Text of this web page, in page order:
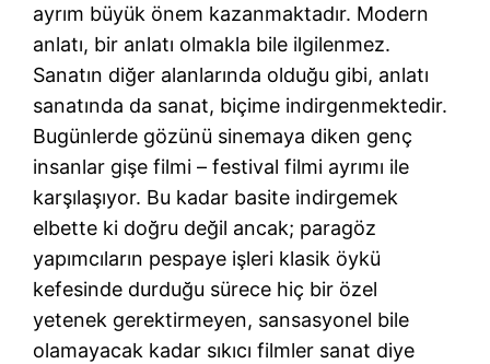
ayrım büyük önem kazanmaktadır. Modern
anlatı, bir anlatı olmakla bile ilgilenmez.
Sanatın diğer alanlarında olduğu gibi, anlatı
sanatında da sanat, biçime indirgenmektedir.
Bugünlerde gözünü sinemaya diken genç
insanlar gişe filmi – festival filmi ayrımı ile
karşılaşıyor. Bu kadar basite indirgemek
elbette ki doğru değil ancak; paragöz
yapımcıların pespaye işleri klasik öykü
kefesinde durduğu sürece hiç bir özel
yetenek gerektirmeyen, sansasyonel bile
olamayacak kadar sıkıcı filmler sanat diye